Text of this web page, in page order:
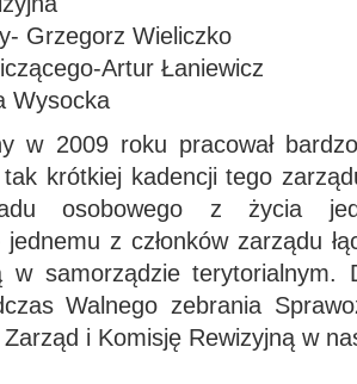
Grzegorz Wieliczko
Artur Łaniewicz
Wysocka
w 2009 roku pracował
krótkiej kadencji tego
osobowego z życia
jednemu z członków zarządu
w samorządzie terytorialnym.
Walnego zebrania
Zarząd i Komisję Rewizyjną w